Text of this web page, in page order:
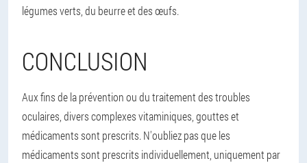
légumes verts, du beurre et des œufs.
CONCLUSION
Aux fins de la prévention ou du traitement des troubles
oculaires, divers complexes vitaminiques, gouttes et
médicaments sont prescrits. N'oubliez pas que les
médicaments sont prescrits individuellement, uniquement par